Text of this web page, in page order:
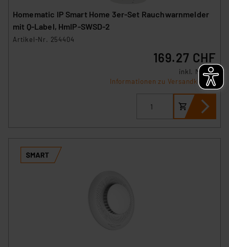
Homematic IP Smart Home 3er-Set Rauchwarnmelder
mit Q-Label, HmIP-SWSD-2
Artikel-Nr. 254404
169.27 CHF
inkl. MwSt.
Informationen zu Versandkosten